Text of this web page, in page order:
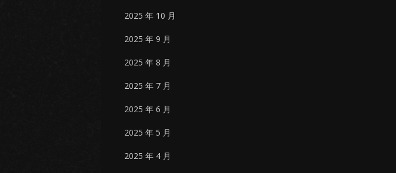
2025 年 10 月
2025 年 9 月
2025 年 8 月
2025 年 7 月
2025 年 6 月
2025 年 5 月
2025 年 4 月